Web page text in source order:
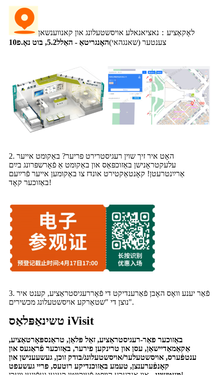
לאָקאַציע ： נאציאנאלע אויסשטעלונג און קאנווענשאן
צענטער (שאנגהאי)האָנגריטאַ - האַלל5.2, בוט נאָ.פ10
2. האָט איר זיך שוין רעגיסטרירט פריער? באַקומט אייער
עלעקטראָנישן באַזוכפּאַס און באַקומט אַ פֿאָרשפּרונג בײַם
אַרײַנטרעטן! קאָנטאַקטירט אונדז צו באַקומען אייער פֿרײַעם
באַזוכער קאָד!
3. פֿאַר יענע וואָס האָבן פֿאַרענדיקט די פֿאָררעגיסטראַציע, קענט איר
נוצן די "שטאַרקע אויסשטעלונג מכשירים".
טשינאַפּלאַס iVisit
באַזוכער פאַר-רעגיסטראַציע, זאַל פּלאַן, טראַנספּאָרטאַציע,
אַקאַמאַדיישאַן, עסן און טרינקען פירער, באַזוכער פֿראַגעס און
ענטפֿערס, אויסשטעלער/אויסשטעלונג/בודק זוכן, געשעענישן און
קאָנפֿערענצן, טעמע באַזוכנדיקע רוטעס, פריי געשעפט